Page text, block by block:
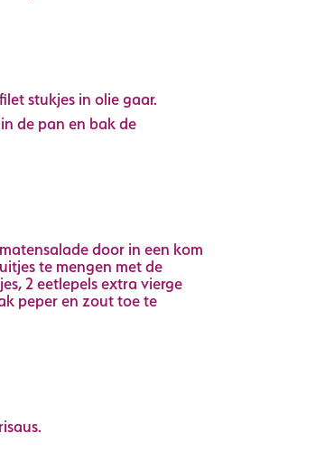
stukjes in olie gaar.
de pan en bak de
door in een kom
te mengen met de
2 eetlepels extra vierge
peper en zout toe te